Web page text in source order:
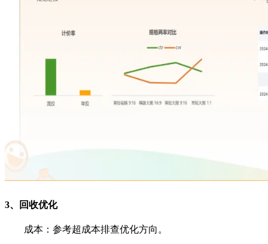
3、回收优化
成本：参考超成本排查优化方向。